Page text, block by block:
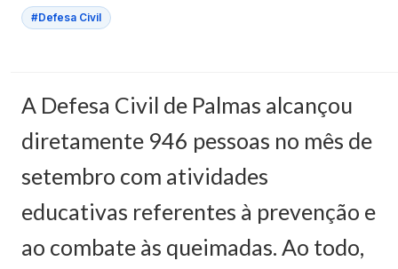
#Defesa Civil
A Defesa Civil de Palmas alcançou
diretamente 946 pessoas no mês de
setembro com atividades
educativas referentes à prevenção e
ao combate às queimadas. Ao todo,